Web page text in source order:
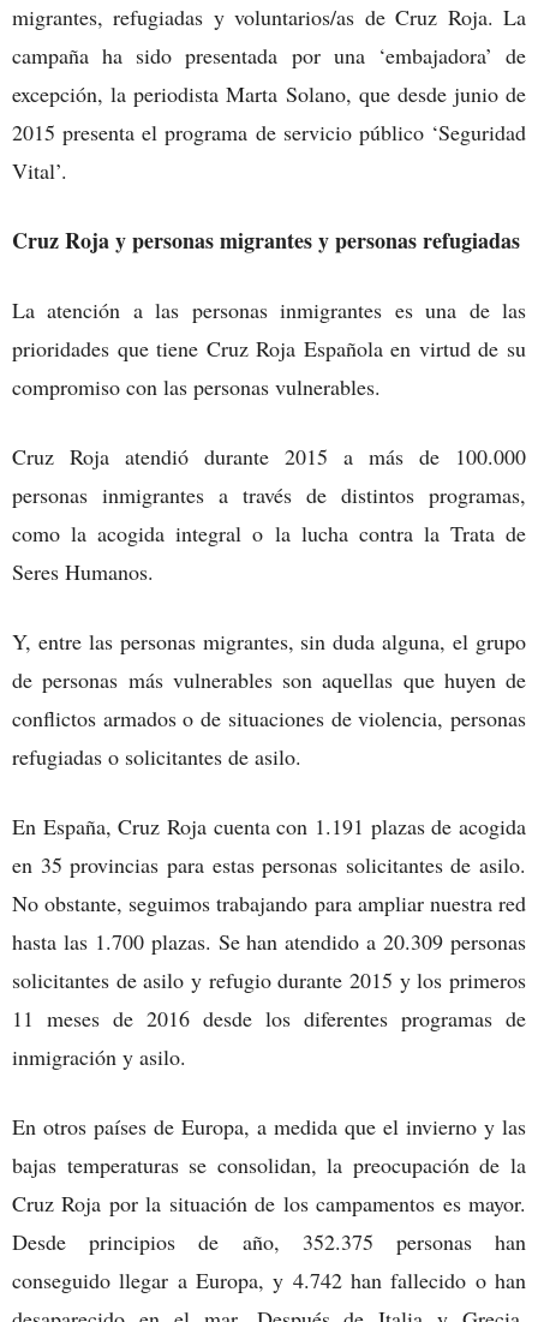
migrantes, refugiadas y voluntarios/as de Cruz Roja. La
campaña ha sido presentada por una ‘embajadora’ de
excepción, la periodista Marta Solano, que desde junio de
2015 presenta el programa de servicio público ‘Seguridad
Vital’.
Cruz Roja y personas migrantes y personas refugiadas
La atención a las personas inmigrantes es una de las
prioridades que tiene Cruz Roja Española en virtud de su
compromiso con las personas vulnerables.
Cruz Roja atendió durante 2015 a más de 100.000
personas inmigrantes a través de distintos programas,
como la acogida integral o la lucha contra la Trata de
Seres Humanos.
Y, entre las personas migrantes, sin duda alguna, el grupo
de personas más vulnerables son aquellas que huyen de
conflictos armados o de situaciones de violencia, personas
refugiadas o solicitantes de asilo.
En España, Cruz Roja cuenta con 1.191 plazas de acogida
en 35 provincias para estas personas solicitantes de asilo.
No obstante, seguimos trabajando para ampliar nuestra red
hasta las 1.700 plazas. Se han atendido a 20.309 personas
solicitantes de asilo y refugio durante 2015 y los primeros
11 meses de 2016 desde los diferentes programas de
inmigración y asilo.
En otros países de Europa, a medida que el invierno y las
bajas temperaturas se consolidan, la preocupación de la
Cruz Roja por la situación de los campamentos es mayor.
Desde principios de año, 352.375 personas han
conseguido llegar a Europa, y 4.742 han fallecido o han